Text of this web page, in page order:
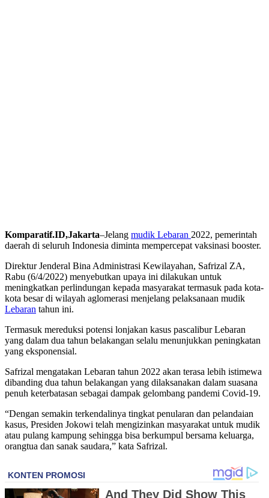
Komparatif.ID,Jakarta–Jelang mudik Lebaran 2022, pemerintah
daerah di seluruh Indonesia diminta mempercepat vaksinasi booster.
Direktur Jenderal Bina Administrasi Kewilayahan, Safrizal ZA,
Rabu (6/4/2022) menyebutkan upaya ini dilakukan untuk
meningkatkan perlindungan kepada masyarakat termasuk pada kota-
kota besar di wilayah aglomerasi menjelang pelaksanaan mudik
Lebaran tahun ini.
Termasuk mereduksi potensi lonjakan kasus pascalibur Lebaran
yang dalam dua tahun belakangan selalu menunjukkan peningkatan
yang eksponensial.
Safrizal mengatakan Lebaran tahun 2022 akan terasa lebih istimewa
dibanding dua tahun belakangan yang dilaksanakan dalam suasana
penuh keterbatasan sebagai dampak gelombang pandemi Covid-19.
“Dengan semakin terkendalinya tingkat penularan dan pelandaian
kasus, Presiden Jokowi telah mengizinkan masyarakat untuk mudik
atau pulang kampung sehingga bisa berkumpul bersama keluarga,
orangtua dan sanak saudara,” kata Safrizal.